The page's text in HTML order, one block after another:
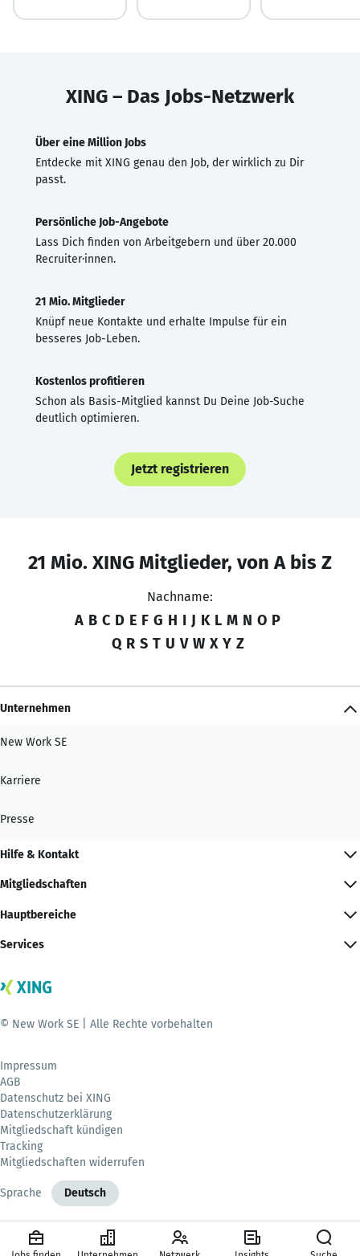
XING – Das Jobs-Netzwerk
Über eine Million Jobs
Entdecke mit XING genau den Job, der wirklich zu Dir
passt.
Persönliche Job-Angebote
Lass Dich finden von Arbeitgebern und über 20.000
Recruiter·innen.
21 Mio. Mitglieder
Knüpf neue Kontakte und erhalte Impulse für ein
besseres Job-Leben.
Kostenlos profitieren
Schon als Basis-Mitglied kannst Du Deine Job-Suche
deutlich optimieren.
Jetzt registrieren
21 Mio. XING Mitglieder, von A bis Z
Nachname:
A B C D E F G H I J K L M N O P
Q R S T U V W X Y Z
Unternehmen
New Work SE
Karriere
Presse
Hilfe & Kontakt
Mitgliedschaften
Hauptbereiche
Services
© New Work SE | Alle Rechte vorbehalten
Impressum
AGB
Datenschutz bei XING
Datenschutzerklärung
Mitgliedschaft kündigen
Tracking
Mitgliedschaften widerrufen
Sprache Deutsch